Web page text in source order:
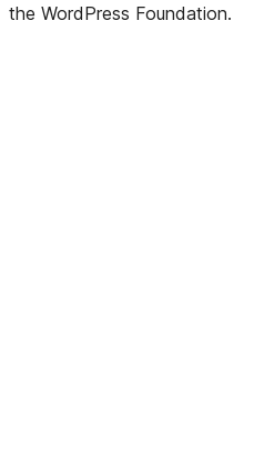
the WordPress Foundation.